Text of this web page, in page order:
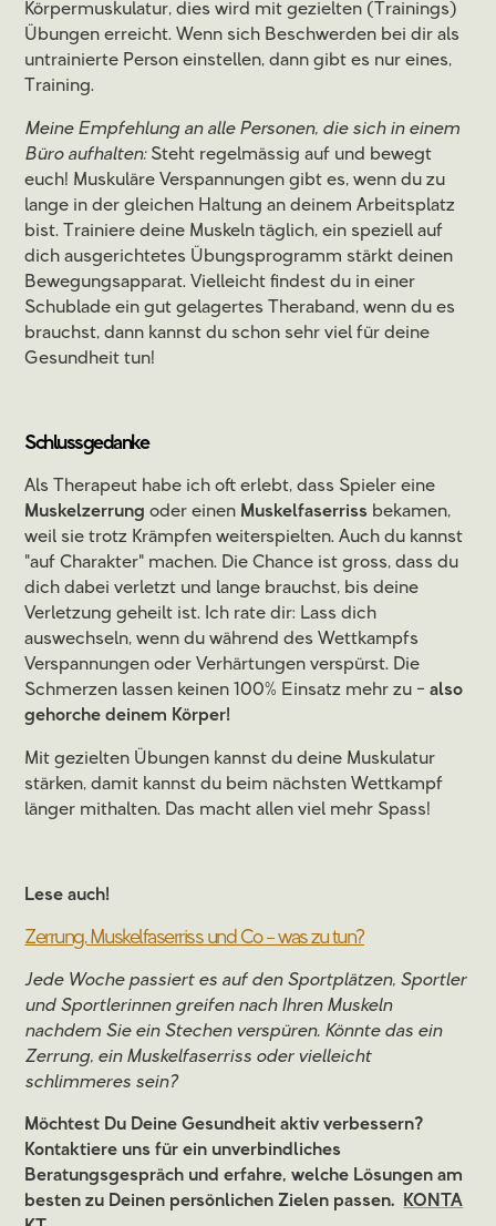
Körpermuskulatur, dies wird mit gezielten (Trainings)
Übungen erreicht. Wenn sich Beschwerden bei dir als
untrainierte Person einstellen, dann gibt es nur eines,
Training.
Meine Empfehlung an alle Personen, die sich in einem
Büro aufhalten:Steht regelmässig auf und bewegt
euch! Muskuläre Verspannungen gibt es, wenn du zu
lange in der gleichen Haltung an deinem Arbeitsplatz
bist. Trainiere deine Muskeln täglich, ein speziell auf
dich ausgerichtetes Übungsprogramm stärkt deinen
Bewegungsapparat. Vielleicht findest du in einer
Schublade ein gut gelagertes Theraband, wenn du es
brauchst, dann kannst du schon sehr viel für deine
Gesundheit tun!
Schlussgedanke
Als Therapeut habe ich oft erlebt, dass Spieler eine
Muskelzerrung oder einen Muskelfaserriss bekamen,
weil sie trotz Krämpfen weiterspielten. Auch du kannst
"auf Charakter" machen. Die Chance ist gross, dass du
dich dabei verletzt und lange brauchst, bis deine
Verletzung geheilt ist. Ich rate dir: Lass dich
auswechseln, wenn du während des Wettkampfs
Verspannungen oder Verhärtungen verspürst. Die
Schmerzen lassen keinen 100% Einsatz mehr zu -also
gehorche deinem Körper!
Mit gezielten Übungen kannst du deine Muskulatur
stärken, damit kannst du beim nächsten Wettkampf
länger mithalten. Das macht allen viel mehr Spass!
Lese auch!
Zerrung, Muskelfaserriss und Co – was zu tun?
Jede Woche passiert es auf den Sportplätzen, Sportler
und Sportlerinnen greifen nach Ihren Muskeln
nachdem Sie ein Stechen verspüren. Könnte das ein
Zerrung, ein Muskelfaserriss oder vielleicht
schlimmeres sein?
Möchtest Du Deine Gesundheit aktiv verbessern?
Kontaktiere uns für ein unverbindliches
Beratungsgespräch und erfahre, welche Lösungen am
besten zu Deinen persönlichen Zielen passen. KONTA